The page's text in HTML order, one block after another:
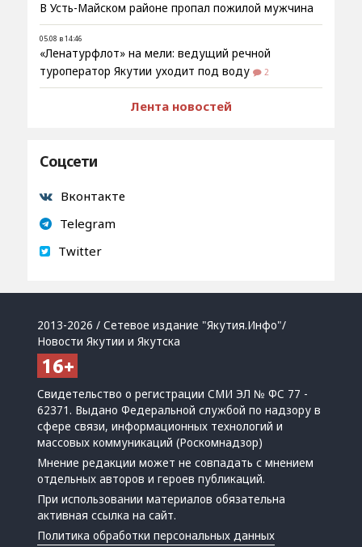
В Усть-Майском районе пропал пожилой мужчина
05.08 в 14:46
«Ленатурфлот» на мели: ведущий речной
туроператор Якутии уходит под воду
2
Лента новостей
Соцсети
Вконтакте
Telegram
Twitter
2013-2026 / Сетевое издание "Якутия.Инфо"/
Новости Якутии и Якутска
Свидетельство о регистрации СМИ ЭЛ № ФС 77 -
62371. Выдано Федеральной службой по надзору в
сфере связи, информационных технологий и
массовых коммуникаций (Роскомнадзор)
Мнение редакции может не совпадать с мнением
отдельных авторов и героев публикаций.
При использовании материалов обязательна
активная ссылка на сайт.
Политика обработки персональных данных